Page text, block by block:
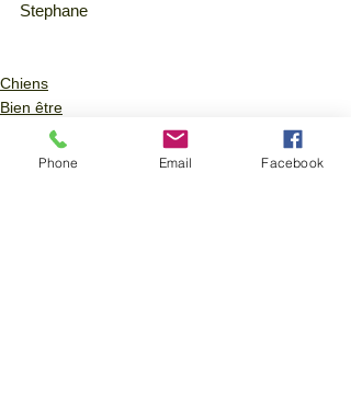
Stephane
Chiens
Bien être
Phone Email Facebook